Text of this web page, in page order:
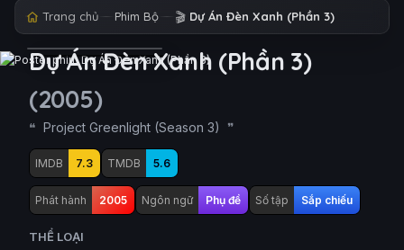
Trang chủ Phim Bộ 🎬 Dự Án Đèn Xanh (Phần 3)
Dự Án Đèn Xanh (Phần 3)
(2005)
Project Greenlight (Season 3)
IMDB 7.3 TMDB 5.6
Phát hành 2005 Ngôn ngữ Phụ đề Số tập Sắp chiếu
THỂ LOẠI